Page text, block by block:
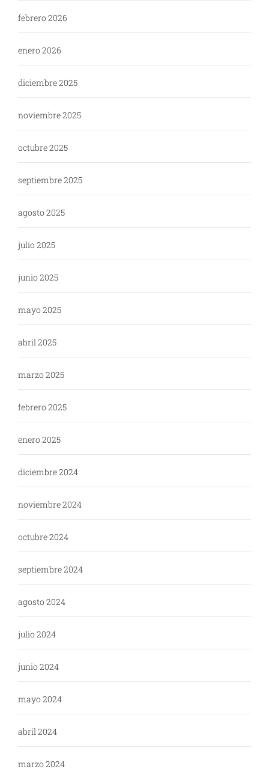
febrero 2026
enero 2026
diciembre 2025
noviembre 2025
octubre 2025
septiembre 2025
agosto 2025
julio 2025
junio 2025
mayo 2025
abril 2025
marzo 2025
febrero 2025
enero 2025
diciembre 2024
noviembre 2024
octubre 2024
septiembre 2024
agosto 2024
julio 2024
junio 2024
mayo 2024
abril 2024
marzo 2024